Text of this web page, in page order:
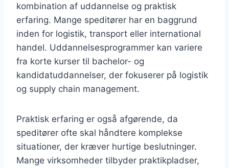
kombination af uddannelse og praktisk
erfaring. Mange speditører har en baggrund
inden for logistik, transport eller international
handel. Uddannelsesprogrammer kan variere
fra korte kurser til bachelor- og
kandidatuddannelser, der fokuserer på logistik
og supply chain management.
Praktisk erfaring er også afgørende, da
speditører ofte skal håndtere komplekse
situationer, der kræver hurtige beslutninger.
Mange virksomheder tilbyder praktikpladser,